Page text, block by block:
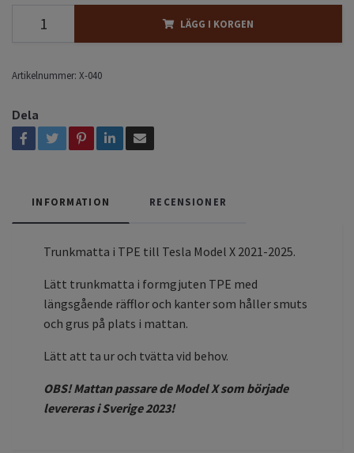
LÄGG I KORGEN
Artikelnummer: X-040
Dela
INFORMATION RECENSIONER
Trunkmatta i TPE till Tesla Model X 2021-2025.
Lätt trunkmatta i formgjuten TPE med
längsgående räfflor och kanter som håller smuts
och grus på plats i mattan.
Lätt att ta ur och tvätta vid behov.
OBS! Mattan passare de Model X som började
levereras i Sverige 2023!